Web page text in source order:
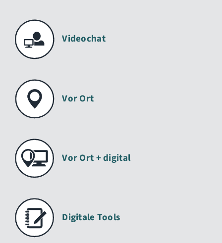
Videochat
Vor Ort
Vor Ort + digital
Digitale Tools